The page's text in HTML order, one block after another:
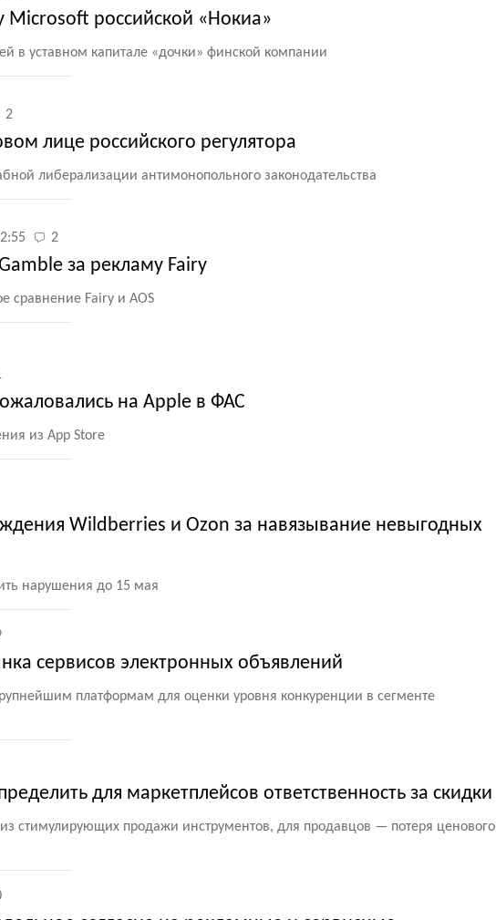
Microsoft российской «Нокиа»
в уставном капитале «дочки» финской компании
2
лице российского регулятора
либерализации антимонопольного законодательства
2
за рекламу Fairy
сравнение Fairy и AOS
на Apple в ФАС
из App Store
Wildberries и Ozon за навязывание невыгодных
нарушения до 15 мая
сервисов электронных объявлений
платформам для оценки уровня конкуренции в сегменте
для маркетплейсов ответственность за скидки
стимулирующих продажи инструментов, для продавцов — потеря ценового